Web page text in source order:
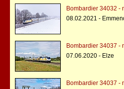
Bombardier 34032 -
08.02.2021 -
Bombardier 34037 -
07.06.2020 - Elze
Bombardier 34037 -